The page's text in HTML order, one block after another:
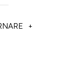
a obține informații
+